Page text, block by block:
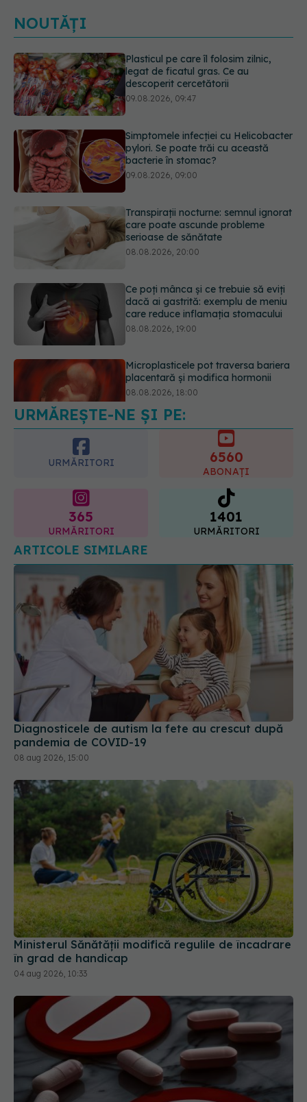
NOUTĂȚI
Simptomele infecției cu Helicobacter
pylori. Se poate trăi cu această
bacterie în stomac?
Transpirații nocturne: semnul ignorat
care poate ascunde probleme
serioase de sănătate
Ce poți mânca și ce trebuie să eviți
dacă ai gastrită: exemplu de meniu
care reduce inflamația stomacului
Microplasticele pot traversa bariera
placentară și modifica hormonii
08.08.2026, 18:00
Plasticul pe care îl folosim zilnic,
legat de ficatul gras. Ce au
09.08.2026, 09:47
URMĂREȘTE-NE ȘI PE:
URMĂRITORI
ABONAȚI
URMĂRITORI
1401
URMĂRITORI
ARTICOLE SIMILARE
Diagnosticele de autism la fete au crescut după
pandemia de COVID-19
08 aug 2026, 15:00
Ministerul Sănătății modifică regulile de încadrare
în grad de handicap
04 aug 2026, 10:33